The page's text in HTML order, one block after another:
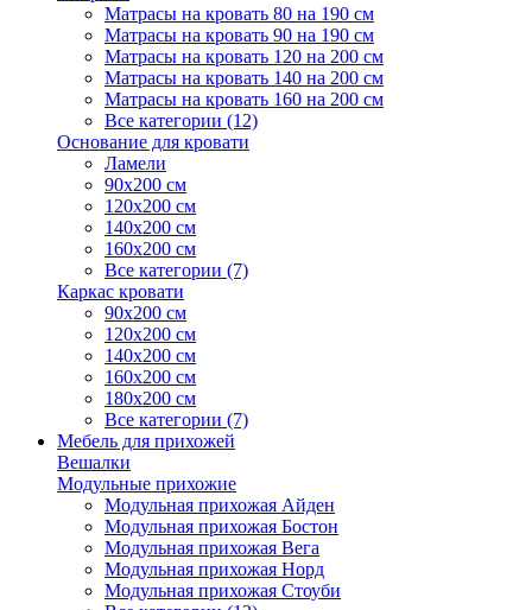
Матрасы на кровать 80 на 190 см
Матрасы на кровать 90 на 190 см
Матрасы на кровать 120 на 200 см
Матрасы на кровать 140 на 200 см
Матрасы на кровать 160 на 200 см
Все категории (12)
Основание для кровати
Ламели
90х200 см
120х200 см
140х200 см
160х200 см
Все категории (7)
Каркас кровати
90х200 см
120х200 см
140х200 см
160х200 см
180х200 см
Все категории (7)
Мебель для прихожей
Вешалки
Модульные прихожие
Модульная прихожая Айден
Модульная прихожая Бостон
Модульная прихожая Вега
Модульная прихожая Норд
Модульная прихожая Стоуби